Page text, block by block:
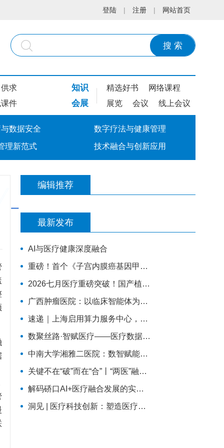
登陆 | 注册 | 网站首页
搜 索
供求
件
知识 精选好书 网络课程
会展 展览 会议 线上会议
数据安全 数字疗法与健康管理
理新范式 技术融合与创新应用
一
项
目
介
编辑推荐
最新发布
AI与医疗健康深度融合
重磅！首个《子宫内膜癌基因甲基化筛查技术专家共识（2026版）》正式发布！
2026七月医疗重磅突破！国产植入式脑机接口正式临床落地，瘫痪康复迎来质变
广西肿瘤医院：以临床智能体为支点，探索大模型高质量发展路径
速递｜上海启用算力服务中心，AI医疗补上训练与评测底座
数聚丝路·智赋医疗——医疗数据与人工智能融合创新实践
中南大学湘雅二医院：数智赋能药学质控
关键不在“破”而在“合”丨“两医”融合的县域探索
解码硚口AI+医疗融合发展的实践样本
洞见 | 医疗科技创新：塑造医疗技术的未来